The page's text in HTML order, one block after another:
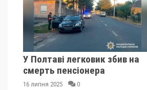
У Полтаві легковик збив на
смерть пенсіонера
16 липня 2025 0